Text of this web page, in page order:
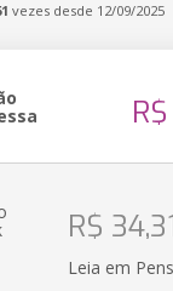
vezes desde 12/09/2025
R$
Leia em